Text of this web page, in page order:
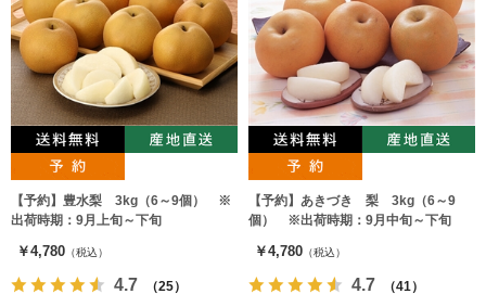
【予約】豊水梨 3kg（6～9個） ※
出荷時期：9月上旬～下旬
￥4,780 （税込）
4.7 （25）
【予約】あきづき 梨 3kg（6～9
個） ※出荷時期：9月中旬～下旬
￥4,780 （税込）
4.7 （41）